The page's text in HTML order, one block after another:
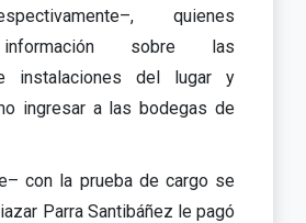
quienes
información sobre las
instalaciones del lugar y
ingresar a las bodegas de
con la prueba de cargo se
Parra Santibáñez le pagó